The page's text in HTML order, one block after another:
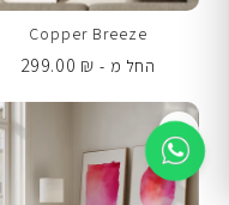
Copper Breeze
החל מ -
299.00 ₪